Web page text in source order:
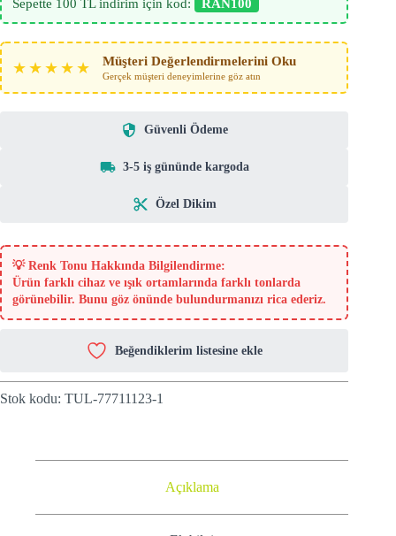
Sepette 100 TL indirim için kod: RAN100
★★★★★ Müşteri Değerlendirmelerini Oku
Gerçek müşteri deneyimlerine göz atın
Güvenli Ödeme
3-5 iş gününde kargoda
Özel Dikim
💡 Renk Tonu Hakkında Bilgilendirme:
Ürün farklı cihaz ve ışık ortamlarında farklı tonlarda
görünebilir. Bunu göz önünde bulundurmanızı rica ederiz.
Beğendiklerim listesine ekle
Stok kodu: TUL-77711123-1
Açıklama